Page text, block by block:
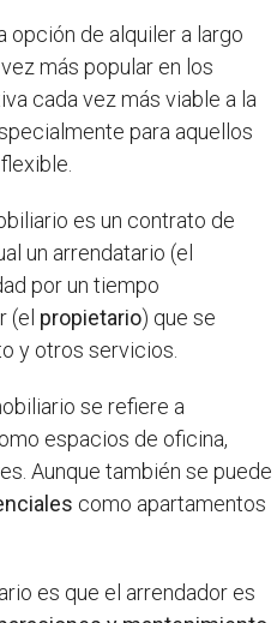
opción de alquiler a largo
más popular en los
cada vez más viable a la
para aquellos
es un contrato de
un arrendatario (el
por un tiempo
(el propietario) que se
y otros servicios.
se refiere a
espacios de oficina,
Aunque también se puede
como apartamentos
es que el arrendador es